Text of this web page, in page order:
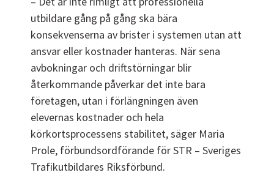
utbildare gång på gång ska bära
konsekvenserna av brister i systemen utan att
ansvar eller kostnader hanteras. När sena
avbokningar och driftstörningar blir
återkommande påverkar det inte bara
företagen, utan i förlängningen även
elevernas kostnader och hela
körkortsprocessens stabilitet, säger Maria
Prole, förbundsordförande för STR – Sveriges
Trafikutbildares Riksförbund.